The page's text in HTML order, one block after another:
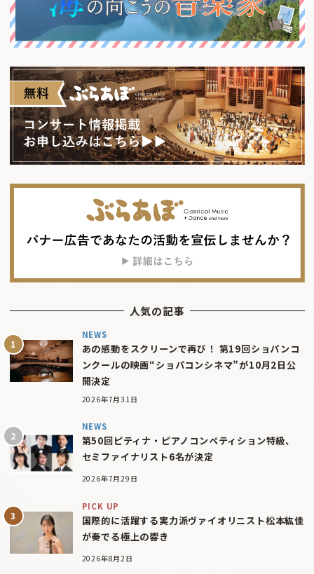
人気の記事
NEWS
あの感動をスクリーンで再び！ 第19回ショパンコ
ンクールの映画“ショパコンシネマ”が10月2日公
開決定
2026年7月31日
NEWS
第50回ピティナ・ピアノコンペティション特級、
セミファイナリスト6名が決定
2026年7月29日
PICK UP
国際的に活躍する実力派ヴァイオリニスト松本紘佳
が奏でる極上の響き
2026年8月2日